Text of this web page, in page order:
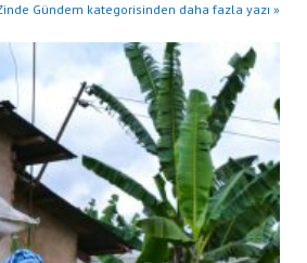
Gündem kategorisinden daha fazla yazı »